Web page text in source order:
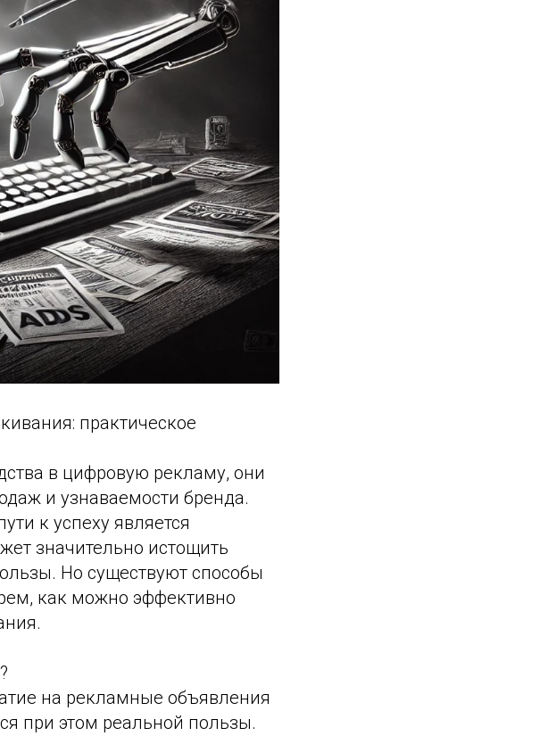
практическое
в цифровую рекламу, они
и узнаваемости бренда.
к успеху является
значительно истощить
Но существуют способы
как можно эффективно
на рекламные объявления
при этом реальной пользы.